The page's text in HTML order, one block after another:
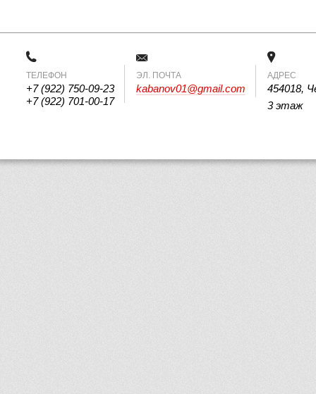
ТЕЛЕФОН
+7 (922) 750-09-23
+7 (922) 701-00-17
ЭЛ. ПОЧТА
kabanov01@gmail.com
АДРЕС
454018,
3 этаж